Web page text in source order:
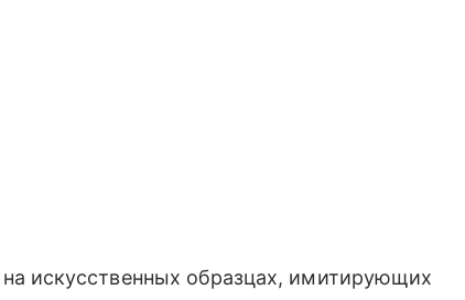
искусственных образцах, имитирующих